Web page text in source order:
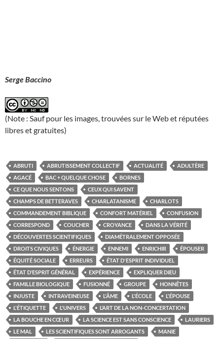
Serge Baccino
(Note : Sauf pour les images, trouvées sur le Web et réputées
libres et gratuites)
ABRUTI ABRUTISSEMENT COLLECTIF ACTUALITÉ
ADULTÈRE
AGACÉ
BAC + QUELQUE CHOSE
BORNES
CE QUE NOUS SENTONS
CEUX QUI SAVENT
CHAMPS DE BETTERAVES
CHARLATANISME
CHARLOTS
COMMANDEMENT BIBLIQUE
CONFORT MATÉRIEL
CONFUSION
CORRESPOND
COUCHER CROYANCE
DANS LA VÉRITÉ
DÉCOUVERTES SCIENTIFIQUES
DIAMÉTRALEMENT OPPOSÉE
DROITS CIVIQUES
ÉNERGIE ENNEMI ENRICHIR
ÉPOUSER
ÉQUITÉ SOCIALE
ERREURS
ÉTAT D'ESPRIT INDIVIDUEL
ÉTAT D’ESPRIT GÉNÉRAL
EXPÉRIENCE
EXPLIQUER DIEU
FAMILLE BIOLOGIQUE
FUSIONNÉ GROUPE
HONNÊTES
INJUSTE
INTRAVEINEUSE L'ÂME L'ÉCOLE
L'ÉPOUSE
L'ÉTIQUETTE
L'UNIVERS
L’ART DE LA NON-CONCERTATION
LA BOUCHE EN CŒUR
LA SCIENCE EST SANS CONSCIENCE
LAURIERS
LE MAL
LES SCIENTIFIQUES SONT ARROGANTS
MANIE